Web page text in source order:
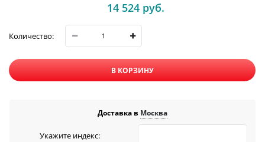
14 524 руб.
Количество:
В КОРЗИНУ
Доставка в Москва
Укажите индекс: